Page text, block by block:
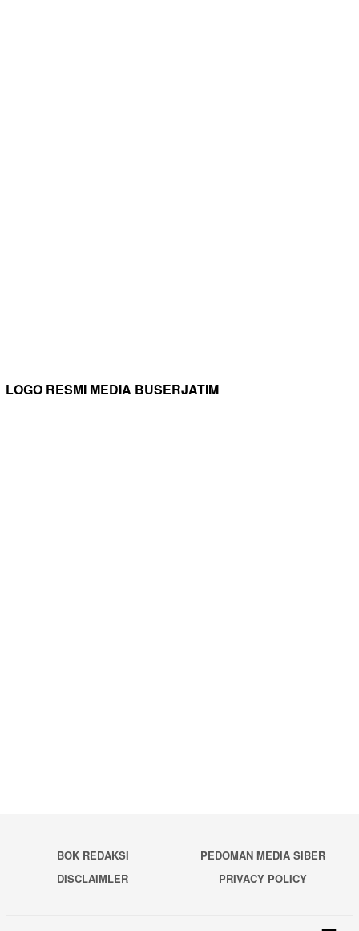
LOGO RESMI MEDIA BUSERJATIM
BOK REDAKSI
PEDOMAN MEDIA SIBER
DISCLAIMLER
PRIVACY POLICY